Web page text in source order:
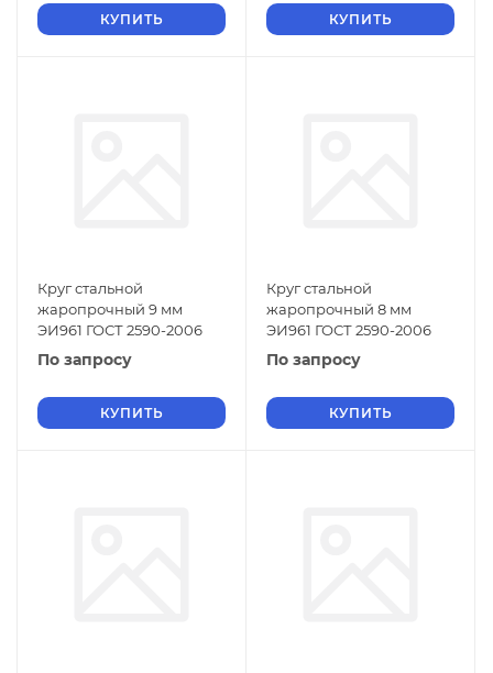
КУПИТЬ КУПИТЬ
Круг стальной
жаропрочный 9 мм
ЭИ961 ГОСТ 2590-2006
По запросу
КУПИТЬ
Круг стальной
жаропрочный 8 мм
ЭИ961 ГОСТ 2590-2006
По запросу
КУПИТЬ